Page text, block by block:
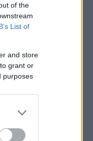
of the
List of
and store
grant or
purposes